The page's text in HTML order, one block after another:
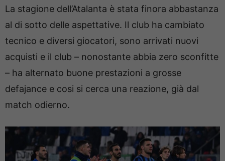
La stagione dell’Atalanta è stata finora abbastanza
al di sotto delle aspettative. Il club ha cambiato
tecnico e diversi giocatori, sono arrivati nuovi
acquisti e il club – nonostante abbia zero sconfitte
– ha alternato buone prestazioni a grosse
defajance e cosi si cerca una reazione, già dal
match odierno.